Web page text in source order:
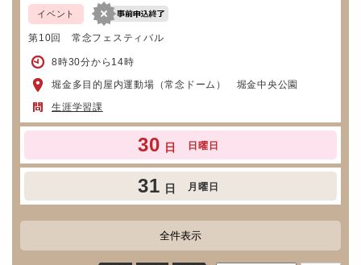
イベント
第10回 常念フェスティバル
8時30分から14時
堀金多目的屋内運動場（常念ドーム） 堀金中央公園
生涯学習課
30 日 日曜日
31 日 月曜日
全件表示